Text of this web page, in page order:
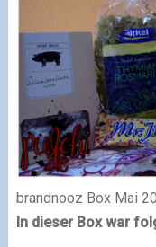
brandnooz Box Mai
In dieser Box war